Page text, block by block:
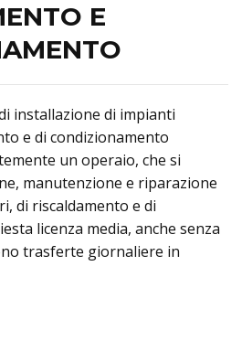
E
installazione di impianti
e di condizionamento
un operaio, che si
manutenzione e riparazione
di riscaldamento e di
licenza media, anche senza
trasferte giornaliere in